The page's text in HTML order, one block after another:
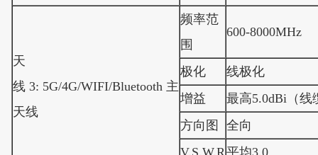
天
线 3: 5G/4G/WIFI/Bluetooth 主
天线
频率范
围
600-8000MHz
极化
线极化
增益
最高5.0dBi（线
方向图
全向
V.S.W.R平均3.0